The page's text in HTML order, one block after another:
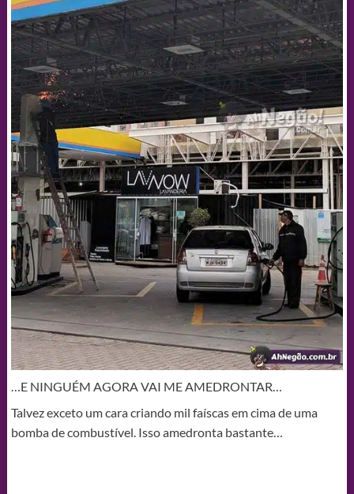
…E NINGUÉM AGORA VAI ME AMEDRONTAR…
Talvez exceto um cara criando mil faíscas em cima de uma
bomba de combustível. Isso amedronta bastante…